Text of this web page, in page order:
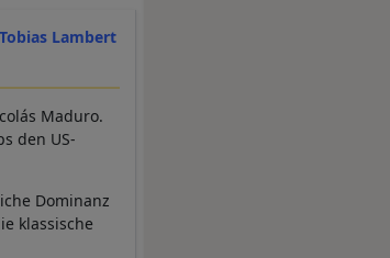
Tobias Lambert
Maduro.
den US-
Dominanz
klassische